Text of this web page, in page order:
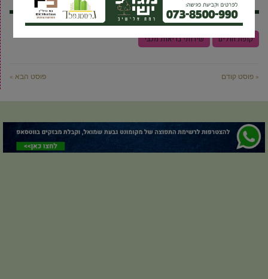
קופת חולים שירותי בריאות מכבי
« פוסט קודם פוסט הבא »